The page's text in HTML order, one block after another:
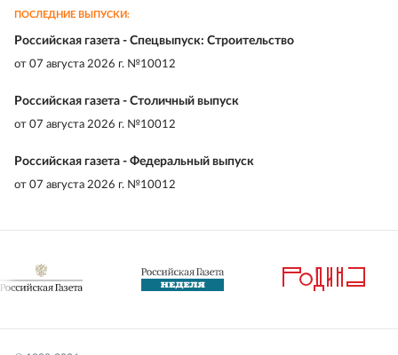
ПОСЛЕДНИЕ ВЫПУСКИ:
Российская газета - Спецвыпуск: Строительство
от 07 августа 2026 г. №10012
Российская газета - Столичный выпуск
от 07 августа 2026 г. №10012
Российская газета - Федеральный выпуск
от 07 августа 2026 г. №10012